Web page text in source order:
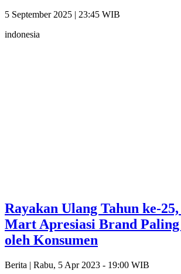
5 September 2025 | 23:45 WIB
indonesia
Rayakan Ulang Tahun ke-
Mart Apresiasi Brand
oleh Konsumen
Berita | Rabu, 5 Apr 2023 - 19:00 WIB